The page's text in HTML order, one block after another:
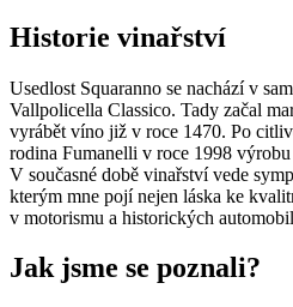
Historie vinařství
Usedlost Squaranno se nachází v
Vallpolicella Classico. Tady začal
vyrábět víno již v roce 1470. Po
rodina Fumanelli v roce 1998
V současné době vinařství vede
kterým mne pojí nejen láska ke
v motorismu a historických
Jak jsme se poznali?